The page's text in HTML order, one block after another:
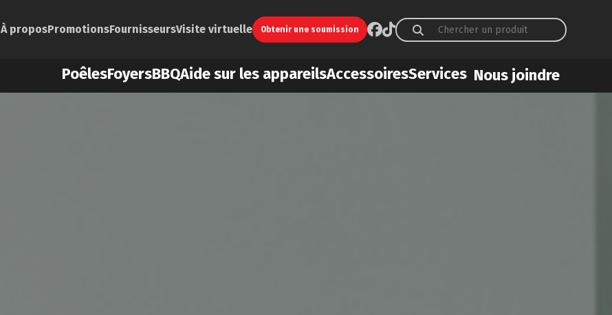
À proposPromotionsFournisseursVisite virtuelle Obtenir une soumission
PoêlesFoyersBBQAide sur les appareilsAccessoiresServices Nous joindre